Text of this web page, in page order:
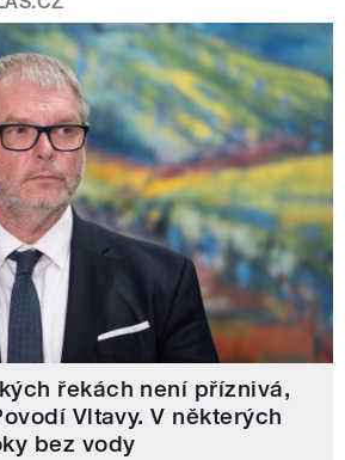
řekách není příznivá,
Vltavy. V některých
bez vody